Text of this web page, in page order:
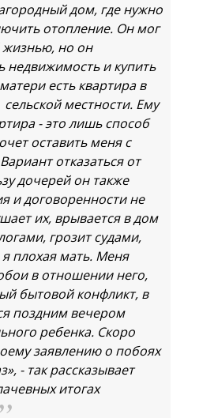
дом, где нужно
отопление. Он мог
жизнью, но он
недвижимость и купить
есть квартира в
местности. Ему
- это лишь способ
оставить меня с
отказаться от
дочерей он также
и договоренности не
их, врывается в дом
грозит судами,
плохая мать. Меня
в отношении него,
бытовой конфликт, в
поздним вечером
ребенка. Скоро
заявлению о побоях
- так рассказывает
итогах